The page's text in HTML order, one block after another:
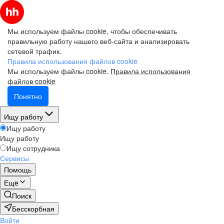
Мы используем файлы cookie, чтобы обеспечивать
правильную работу нашего веб-сайта и анализировать
сетевой трафик.
Правила использования файлов cookie
Мы используем файлы cookie. Правила использования
файлов cookie
Понятно
Ищу работу
Ищу работу
Ищу работу
Ищу сотрудника
Сервисы
Помощь
Ещё
Поиск
Бесскорбная
Войти